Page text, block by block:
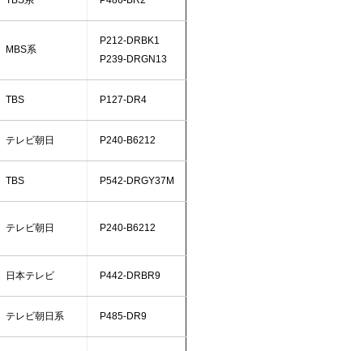
MBS系
P212-DRBK1
P239-DRGN13
TBS P127-DR4
テレビ朝日 P240-B6212
TBS P542-DRGY37M
テレビ朝日 P240-B6212
日本テレビ P442-DRBR9
テレビ朝日系 P485-DR9